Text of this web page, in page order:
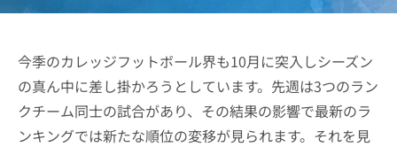
今季のカレッジフットボール界も10月に突入しシーズン
の真ん中に差し掛かろうとしています。先週は3つのラン
クチーム同士の試合があり、その結果の影響で最新のラ
ンキングでは新たな順位の変移が見られます。それを見